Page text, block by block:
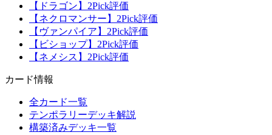
【ドラゴン】2Pick評価
【ネクロマンサー】2Pick評価
【ヴァンパイア】2Pick評価
【ビショップ】2Pick評価
【ネメシス】2Pick評価
カード情報
全カード一覧
テンポラリーデッキ解説
構築済みデッキ一覧